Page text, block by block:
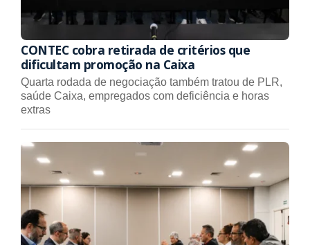
CONTEC cobra retirada de critérios que
dificultam promoção na Caixa
Quarta rodada de negociação também tratou de PLR,
saúde Caixa, empregados com deficiência e horas
extras